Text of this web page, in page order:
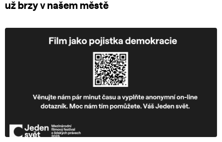
už brzy v našem městě